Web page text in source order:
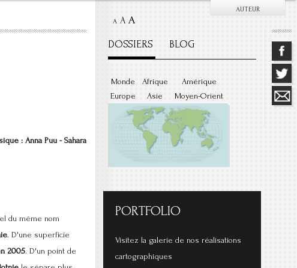
AUTEUR
: Anna Puu - Sahara
du même nom
. D'une superficie
2005. D'un point de
A A A
DOSSIERS BLOG
Monde
Europe
Afrique
Asie
Amérique
Moyen-Orient
PORTFOLIO
Visitez la galerie de nos réalisations
cartographiques